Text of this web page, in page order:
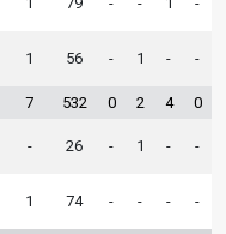
1 56 - 1 - -
7 532 0 2 4 0
- 26 - 1 - -
1 74 - - - -